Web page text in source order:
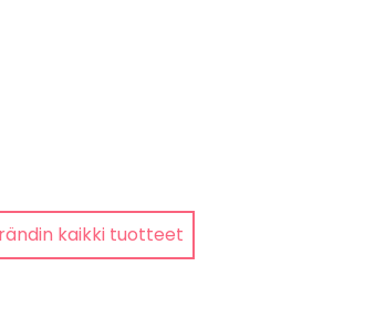
kaikki tuotteet